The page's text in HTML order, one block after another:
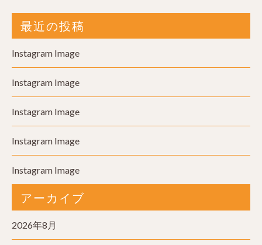
最近の投稿
Instagram Image
Instagram Image
Instagram Image
Instagram Image
Instagram Image
アーカイブ
2026年8月